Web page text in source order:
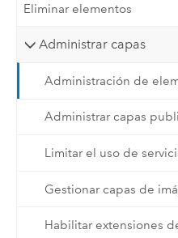
Eliminar elementos
Administrar capas
Administración de
Administrar capas
Limitar el uso de
Gestionar capas de
Habilitar extensiones